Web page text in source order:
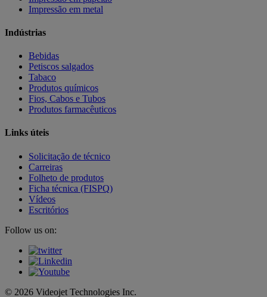
Impressão em metal
Indústrias
Bebidas
Petiscos salgados
Tabaco
Produtos químicos
Fios, Cabos e Tubos
Produtos farmacêuticos
Links úteis
Solicitação de técnico
Carreiras
Folheto de produtos
Ficha técnica (FISPQ)
Vídeos
Escritórios
Follow us on:
© 2026 Videojet Technologies Inc.